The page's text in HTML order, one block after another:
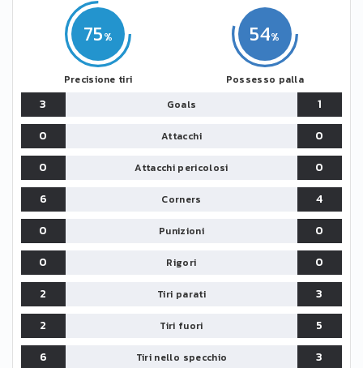
75
Precisione tiri
54
Possesso palla
3 Goals
1
0
Attacchi
0
0
Attacchi pericolosi
0
6
Corners
4
0
Punizioni
0
0
Rigori
0
2
Tiri parati
3
2
Tiri fuori
5
6
Tiri nello specchio 3